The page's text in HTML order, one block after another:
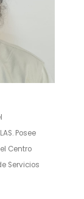
Posee
Centro
Servicios